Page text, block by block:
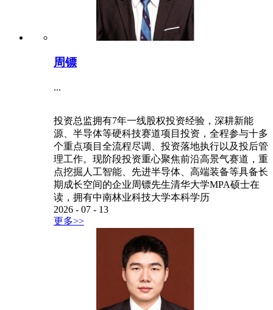
周镖
...
投资总监拥有7年一线股权投资经验，深耕新能
源、半导体等硬科技赛道项目投资，全程参与十多
个重点项目全流程尽调、投资落地执行以及投后管
理工作。现阶段投资重心聚焦前沿高景气赛道，重
点挖掘人工智能、先进半导体、高端装备等具备长
期成长空间的企业周镖先生清华大学MPA硕士在
读，拥有中南林业科技大学本科学历
2026 - 07 - 13
更多>>